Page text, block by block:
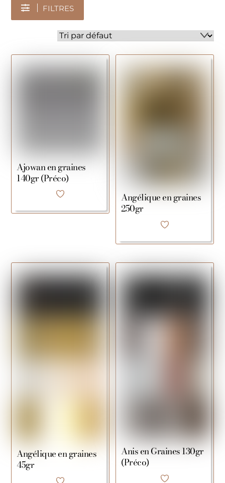
FILTRES
Ajowan en graines
140gr (Préco)
Angélique en graines
250gr
Angélique en graines
45gr
Anis en Graines 130gr
(Préco)